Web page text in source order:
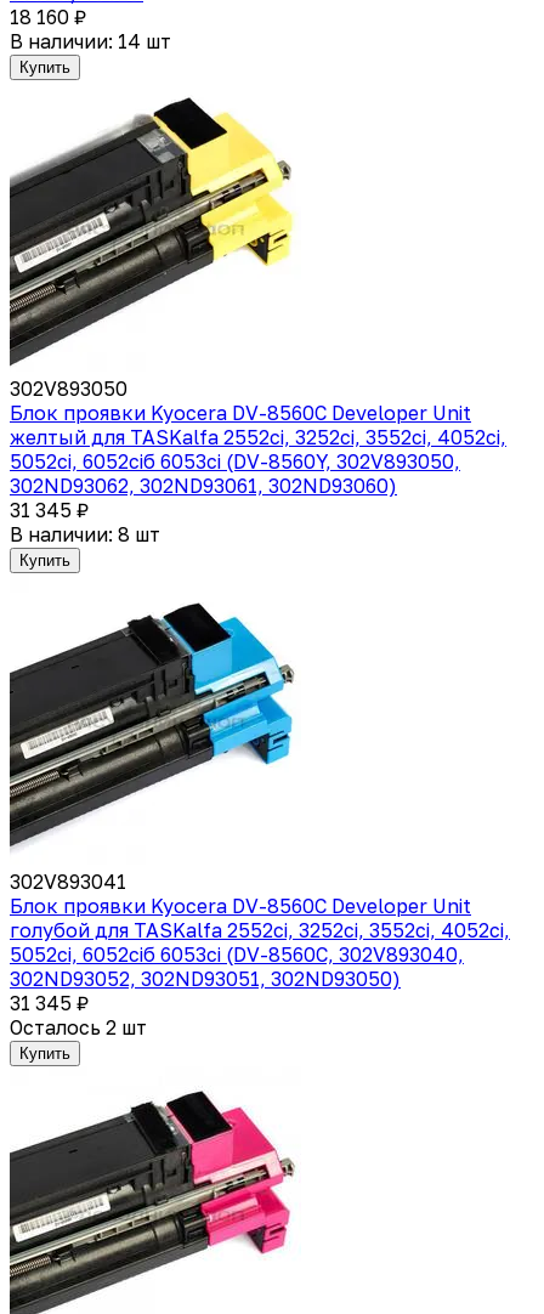
18 160 ₽
В наличии: 14 шт
Купить
302V893050
Блок проявки Kyocera DV-8560C Developer Unit
желтый для TASKalfa 2552ci, 3252ci, 3552ci, 4052ci,
5052ci, 6052ciб 6053ci (DV-8560Y, 302V893050,
302ND93062, 302ND93061, 302ND93060)
31 345 ₽
В наличии: 8 шт
Купить
302V893041
Блок проявки Kyocera DV-8560C Developer Unit
голубой для TASKalfa 2552ci, 3252ci, 3552ci, 4052ci,
5052ci, 6052ciб 6053ci (DV-8560C, 302V893040,
302ND93052, 302ND93051, 302ND93050)
31 345 ₽
Осталось 2 шт
Купить